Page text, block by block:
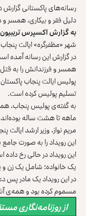
رسانه‌های پاکستانی گزارش
دلیل فقر و بیکاری، همسر
به گزارش اکسپرس تریبیون
شهر «مظفر‌گره» ایالت
در گزارش این‌ رسانه آمده
همسر و فرزندانش را به
پولیس ایالت پنجاب
تسلیم پولیس کرده است.
ماهه تا هشت ساله
مریم نواز، وزیر ارشد
این رویداد را به صورت
این رویداد در حالی رخ
یک خانواده؛ شامل یک زن و
در این رویداد یک مادر پس
مسموم کرده بود و همه‌ی
از روزنامه‌نگاری